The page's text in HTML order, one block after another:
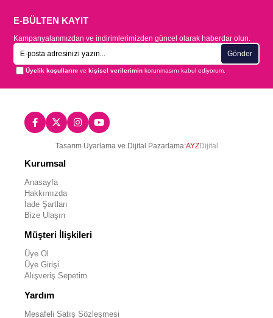
E-BÜLTEN KAYIT
Kampanyalarımızdan ve indirimlerimizden güncel olarak haberdar olun.
Gönder
Üyelik koşullarını vekişisel verilerimin korunmasını kabul ediyorum.
Tasarım Uyarlama ve Dijital Pazarlama:AYZDijital
Kurumsal
Anasayfa
Hakkımızda
İade Şartları
Bize Ulaşın
Müşteri İlişkileri
Üye Ol
Üye Girişi
Alışveriş Sepetim
Yardım
Mesafeli Satış Sözleşmesi